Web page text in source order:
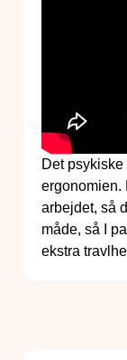
Det
ergonomien.
arbejdet, så
måde, så I
ekstra